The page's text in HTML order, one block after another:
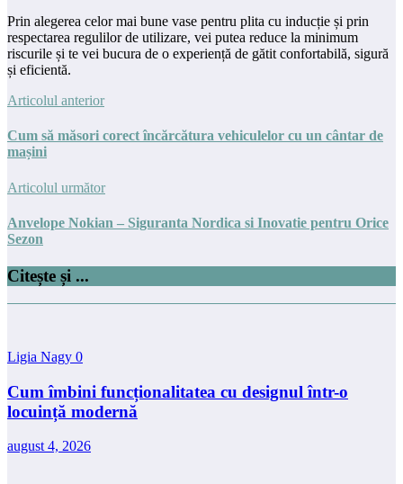
Prin alegerea celor mai bune vase pentru plita cu inducție și prin
respectarea regulilor de utilizare, vei putea reduce la minimum
riscurile și te vei bucura de o experiență de gătit confortabilă, sigură
și eficientă.
Articolul anterior
Cum să măsori corect încărcătura vehiculelor cu un cântar de
mașini
Articolul următor
Anvelope Nokian – Siguranta Nordica si Inovatie pentru Orice
Sezon
Citește și ...
Ligia Nagy 0
Cum îmbini funcționalitatea cu designul într-o
locuință modernă
august 4, 2026